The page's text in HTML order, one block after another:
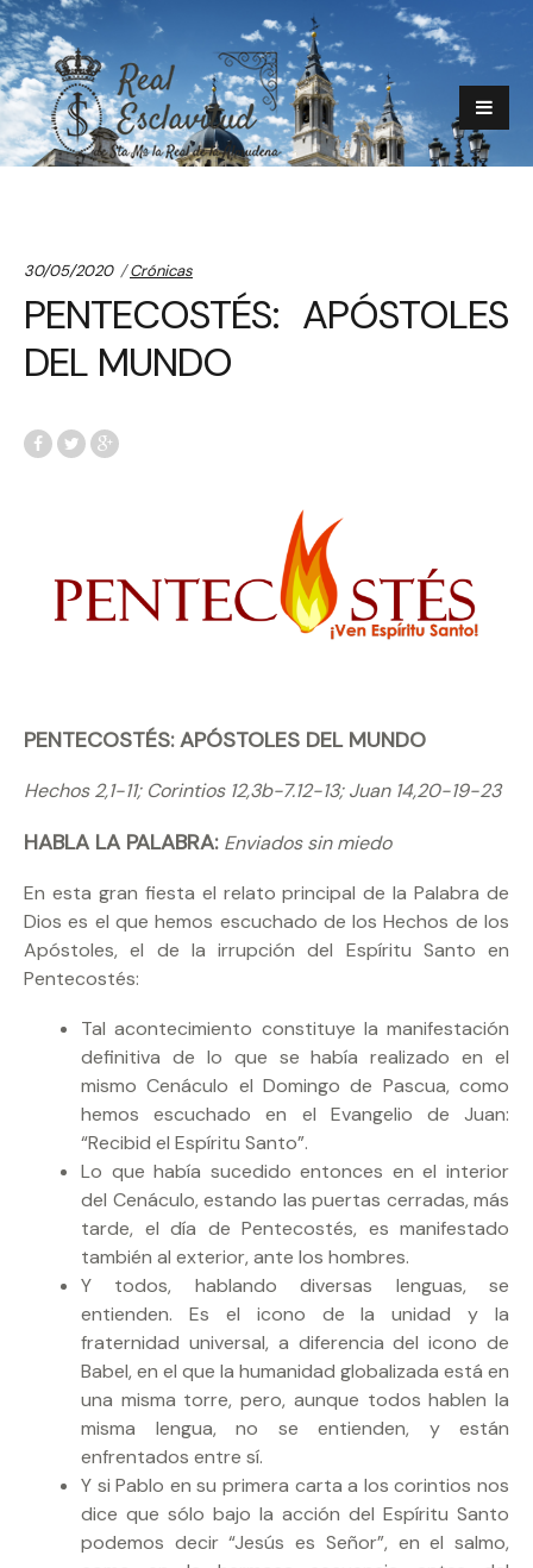
30/05/2020 Categories:
Crónicas
PENTECOSTÉS: APÓSTOLES
DEL MUNDO
PENTECOSTÉS: APÓSTOLES DEL MUNDO
Hechos 2,1-11; Corintios 12,3b-7.12-13; Juan 14,20-19-23
HABLA LA PALABRA: Enviados sin miedo
En esta gran fiesta el relato principal de la Palabra de
Dios es el que hemos escuchado de los Hechos de los
Apóstoles, el de la irrupción del Espíritu Santo en
Pentecostés:
Tal acontecimiento constituye la manifestación
definitiva de lo que se había realizado en el
mismo Cenáculo el Domingo de Pascua, como
hemos escuchado en el Evangelio de Juan:
“Recibid el Espíritu Santo”.
Lo que había sucedido entonces en el interior
del Cenáculo, estando las puertas cerradas, más
tarde, el día de Pentecostés, es manifestado
también al exterior, ante los hombres.
Y todos, hablando diversas lenguas, se
entienden. Es el icono de la unidad y la
fraternidad universal, a diferencia del icono de
Babel, en el que la humanidad globalizada está en
una misma torre, pero, aunque todos hablen la
misma lengua, no se entienden, y están
enfrentados entre sí.
Y si Pablo en su primera carta a los corintios nos
dice que sólo bajo la acción del Espíritu Santo
podemos decir “Jesús es Señor”, en el salmo,